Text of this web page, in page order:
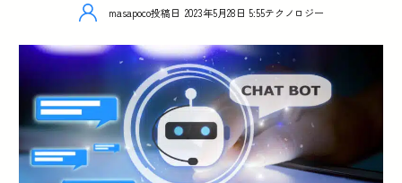
masapoco投稿日 2023年5月28日 5:55テクノロジー